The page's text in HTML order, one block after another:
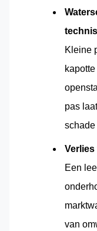
Kleine
pas
schade
Verlies
Een
van